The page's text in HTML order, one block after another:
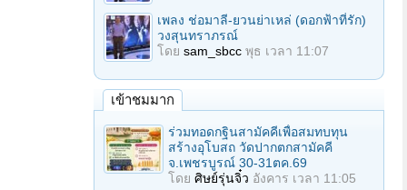
เพลง ช่อมาลี-ยวนย่าเหล่ (ดอกฟ้าที่รัก)
วงสุนทราภรณ์
โดย sam_sbcc พุธ เวลา 11:07
เข้าชมมาก
ร่วมทอดกฐินสามัคคีเพื่อสมทบทุน
สร้างอุโบสถ วัดปากตกสามัคคี
จ.เพชรบูรณ์ 30-31ตค.69
โดย ศิษย์รุ่นจิ๋ว อังคาร เวลา 11:05